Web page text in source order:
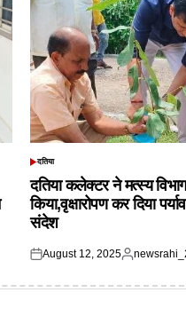
POSTED
दतिया
दतिया कलेक्टर ने मत्स्य विभाग
किया,वृक्षारोपण कर दिया
संदेश
Posted
August 12, 2025
Posted